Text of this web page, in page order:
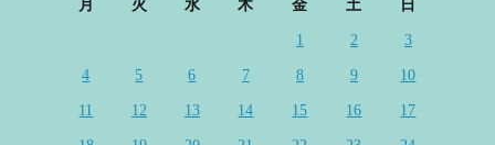
月
火 水 木 金 土 日
1 2 3
4 5 6 7 8 9 10
11 12 13 14 15 16 17